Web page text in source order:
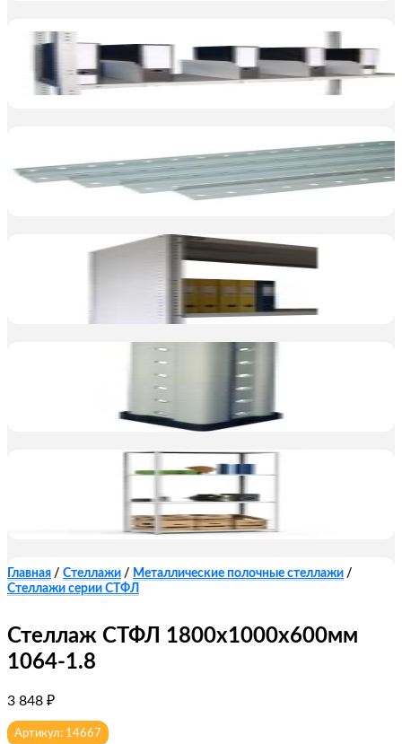
Главная / Стеллажи / Металлические полочные стеллажи /
Стеллажи серии СТФЛ
Стеллаж СТФЛ 1800x1000x600мм
1064-1.8
3 848 ₽
Артикул: 14667